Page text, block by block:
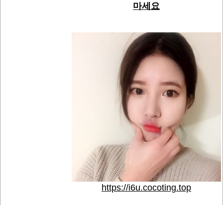
마세요
https://i6u.cocoting.top